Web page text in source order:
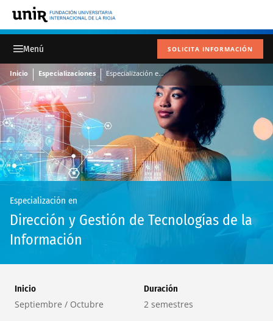
SOLICITA INFORMACIÓN
Inicio Especializaciones Especialización en Dirección y Gestión de Tecnologías de la Información
Especialización en
Dirección y Gestión de Tecnologías de la
Información
Inicio
Septiembre / Octubre
Duración
2 semestres